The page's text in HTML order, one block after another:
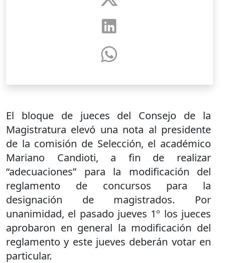
El bloque de jueces del Consejo de la
Magistratura elevó una nota al presidente
de la comisión de Selección, el académico
Mariano Candioti, a fin de realizar
“adecuaciones” para la modificación del
reglamento de concursos para la
designación de magistrados. Por
unanimidad, el pasado jueves 1º los jueces
aprobaron en general la modificación del
reglamento y este jueves deberán votar en
particular.